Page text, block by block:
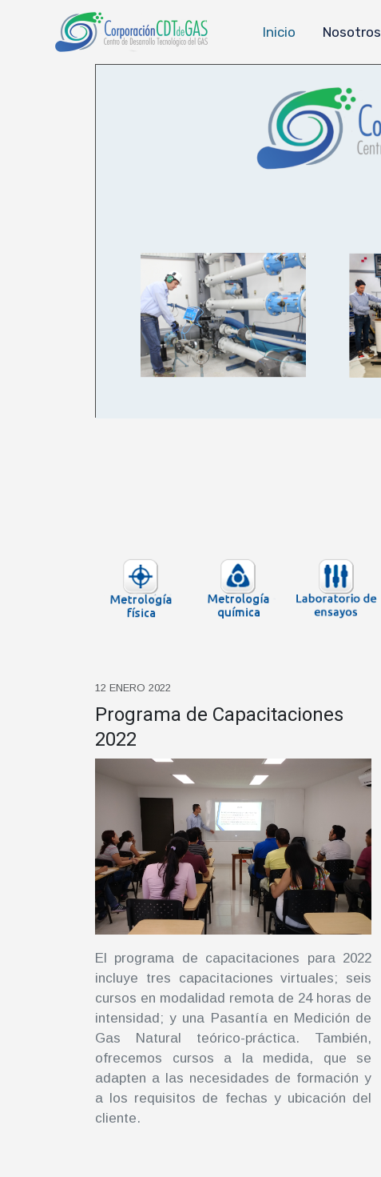
Inicio Nosotros
12 ENERO 2022
Programa de Capacitaciones
2022
El programa de capacitaciones para 2022
incluye tres capacitaciones virtuales; seis
cursos en modalidad remota de 24 horas de
intensidad; y una Pasantía en Medición de
Gas Natural teórico-práctica. También,
ofrecemos cursos a la medida, que se
adapten a las necesidades de formación y
a los requisitos de fechas y ubicación del
cliente.